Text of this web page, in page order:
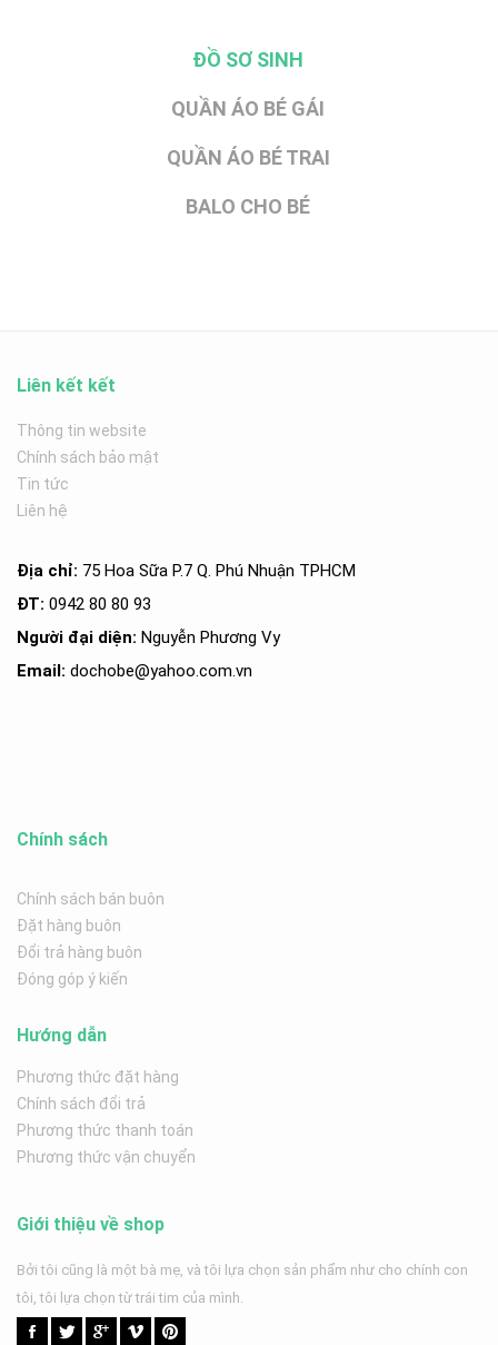
ĐỒ SƠ SINH
QUẦN ÁO BÉ GÁI
QUẦN ÁO BÉ TRAI
BALO CHO BÉ
Liên kết kết
Thông tin website
Chính sách bảo mật
Tin tức
Liên hệ
Địa chỉ: 75 Hoa Sữa P.7 Q. Phú Nhuận TPHCM
ĐT: 0942 80 80 93
Người đại diện: Nguyễn Phương Vy
Email: dochobe@yahoo.com.vn
Chính sách
Chính sách bán buôn
Đặt hàng buôn
Đổi trả hàng buôn
Đóng góp ý kiến
Hướng dẫn
Phương thức đặt hàng
Chính sách đổi trả
Phương thức thanh toán
Phương thức vận chuyển
Giới thiệu về shop
Bởi tôi cũng là một bà mẹ, và tôi lựa chọn sản phẩm như cho chính con
tôi, tôi lựa chọn từ trái tim của mình.